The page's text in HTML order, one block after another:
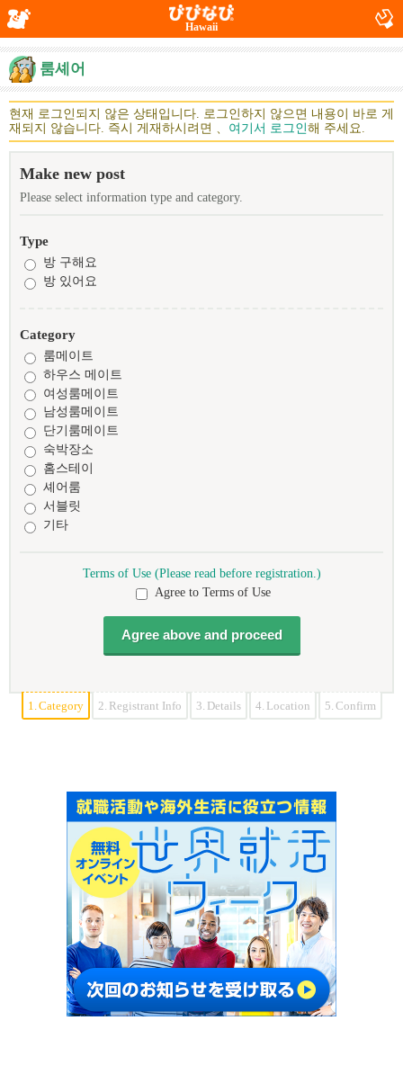
Hawaii
룸셰어
현재 로그인되지 않은 상태입니다. 로그인하지 않으면 내용이 바로 게
재되지 않습니다. 즉시 게재하시려면 、 여기서 로그인해 주세요.
Make new post
Please select information type and category.
Type
방 구해요
방 있어요
Category
룸메이트
하우스 메이트
여성룸메이트
남성룸메이트
단기룸메이트
숙박장소
홈스테이
셰어룸
서블릿
기타
Terms of Use (Please read before registration.)
Agree to Terms of Use
1. Category 2. Registrant Info 3. Details 4. Location 5. Confirm